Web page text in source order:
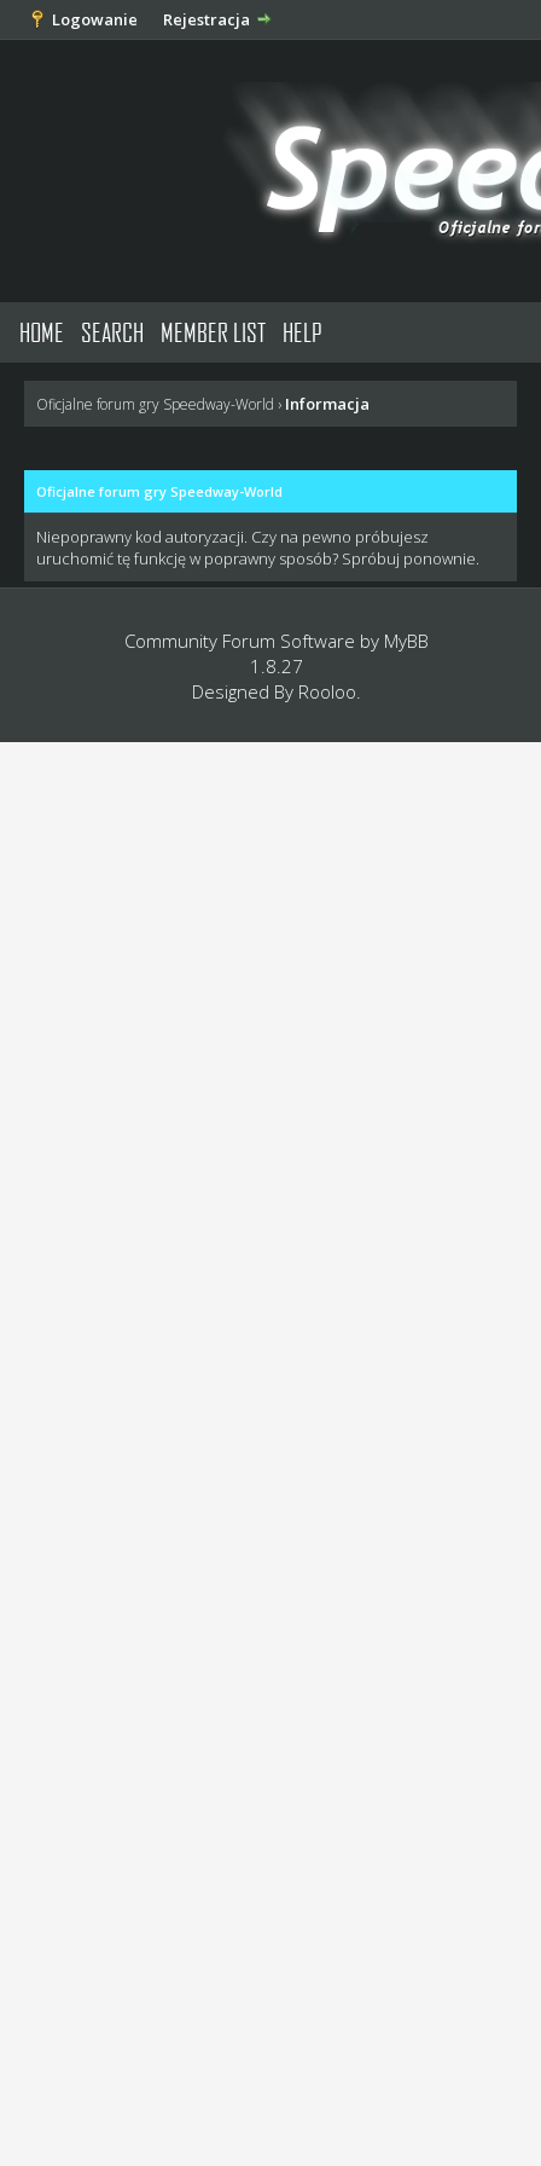
Logowanie Rejestracja
HOME SEARCH MEMBER LIST HELP
Oficjalne forum gry Speedway-World › Informacja
Oficjalne forum gry Speedway-World
Niepoprawny kod autoryzacji. Czy na pewno próbujesz
uruchomić tę funkcję w poprawny sposób? Spróbuj ponownie.
Community Forum Software by MyBB
1.8.27
Designed By Rooloo.